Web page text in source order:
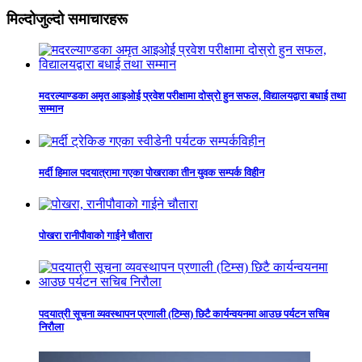
मिल्दोजुल्दो समाचारहरू
मदरल्याण्डका अमृत आइओई प्रवेश परीक्षामा दोस्रो हुन सफल, विद्यालयद्वारा बधाई तथा
सम्मान
मर्दी हिमाल पदयात्रामा गएका पोखराका तीन युवक सम्पर्क विहीन
पोखरा रानीपौवाको गाईने चौतारा
पदयात्री सूचना व्यवस्थापन प्रणाली (टिम्स) छिटै कार्यन्वयनमा आउछ पर्यटन सचिब
निरौला